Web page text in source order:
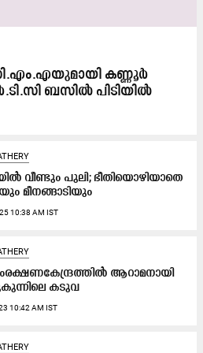
കണ്ണൂർ
ബസിൽ പിടിയിൽ
വീ​ണ്ടും പു​ലി; ഭീ​തി​യൊ​ഴി​യാ​തെ
മീ​ന​ങ്ങാ​ടി​യും
10:38 AM IST
ആറാമനായി
കടുവ
10:42 AM IST